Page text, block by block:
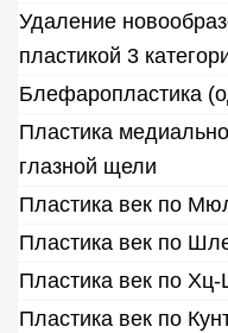
Удаление
пластикой 3
Блефаропластика
Пластика
глазной щели
Пластика век по
Пластика век по
Пластика век по Хц-
Пластика век по